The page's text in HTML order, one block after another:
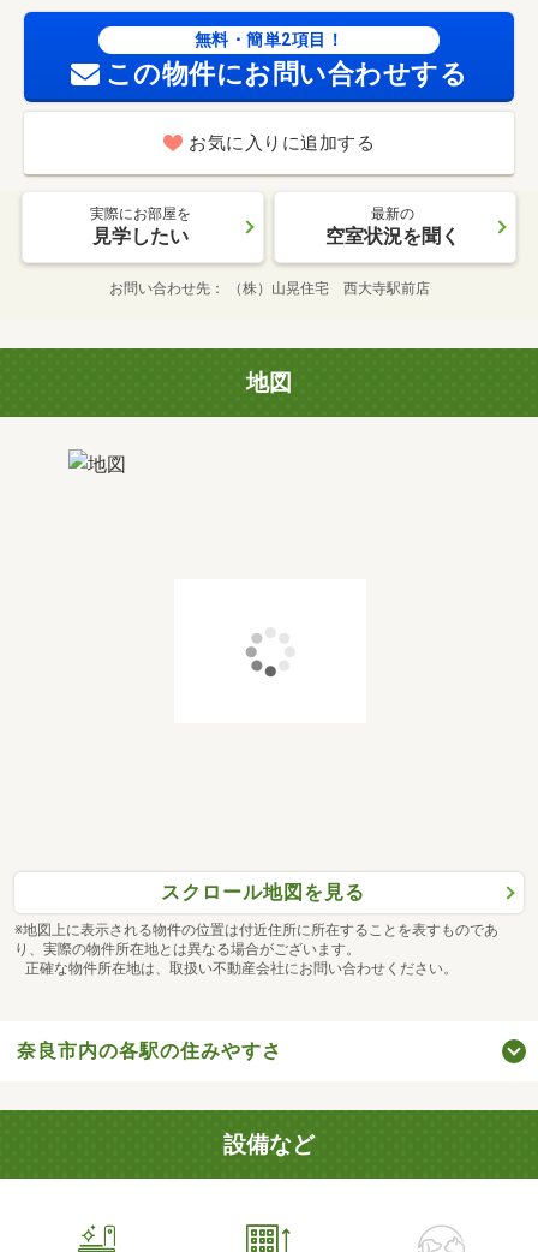
無料・簡単2項目！
この物件にお問い合わせする
お気に入りに追加する
実際にお部屋を
見学したい
最新の
空室状況を聞く
お問い合わせ先 （株）山晃住宅 西大寺駅前店
地図
スクロール地図を見る
※地図上に表示される物件の位置は付近住所に所在することを表すものであ
り、実際の物件所在地とは異なる場合がございます。
正確な物件所在地は、取扱い不動産会社にお問い合わせください。
奈良市内の各駅の住みやすさ
設備など